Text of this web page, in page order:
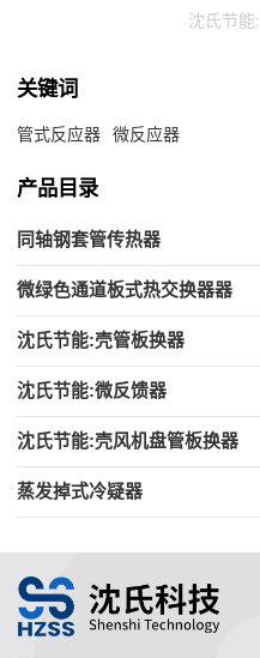
沈氏节能:
关键词
管式反应器 微反应器
产品目录
同轴钢套管传热器
微绿色通道板式热交换器器
沈氏节能:壳管板换器
沈氏节能:微反馈器
沈氏节能:壳风机盘管板换器
蒸发掉式冷疑器